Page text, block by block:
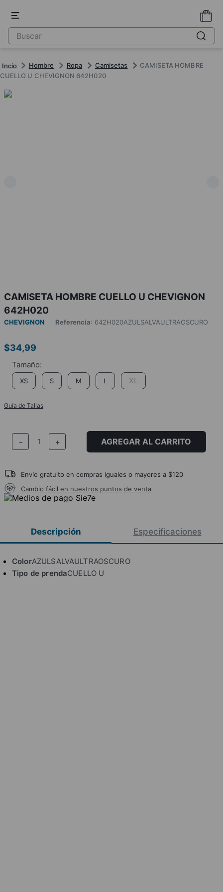
Hombre Ropa Camisetas
CAMISETA HOMBRE
CUELLO U CHEVIGNON 642H020
CAMISETA HOMBRE CUELLO U CHEVIGNON
642H020
CHEVIGNON Referencia: 642H020AZULSALVAULTRAOSCURO
$34,99
XS S M L XL
Guía de Tallas
＋
－ AGREGAR AL CARRITO
Envío gratuito en compras iguales o mayores a $120
Cambio fácil en nuestros puntos de venta
Descripción Especificaciones
ColorAZULSALVAULTRAOSCURO
Tipo de prendaCUELLO U